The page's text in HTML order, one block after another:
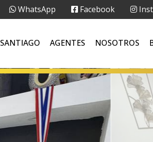
WhatsApp Facebook
SANTIAGO AGENTES NOSOTROS